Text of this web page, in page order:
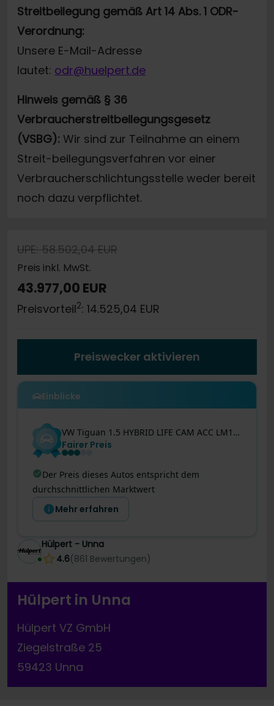
Streitbeilegung gemäß Art 14 Abs. 1 ODR-
Verordnung:
Unsere E-Mail-Adresse
lautet: odr@huelpert.de
Hinweis gemäß § 36
Verbraucherstreitbeilegungsgesetz
(VSBG): Wir sind zur Teilnahme an einem
Streit-beilegungsverfahren vor einer
Verbraucherschlichtungsstelle weder bereit
noch dazu verpflichtet.
UPE: 58.502,04 EUR
Preis inkl. MwSt.
43.977,00 EUR
Preisvorteil2: 14.525,04 EUR
Preiswecker aktivieren
Einblicke
VW Tiguan 1.5 HYBRID LIFE CAM ACC LM18 CARPLAY
Fairer Preis
Der Preis dieses Autos entspricht dem
durchschnittlichen Marktwert
Mehr erfahren
Hülpert - Unna
4.6(861 Bewertungen)
Hülpert in Unna
Hülpert VZ GmbH
Ziegelstraße 25
59423 Unna